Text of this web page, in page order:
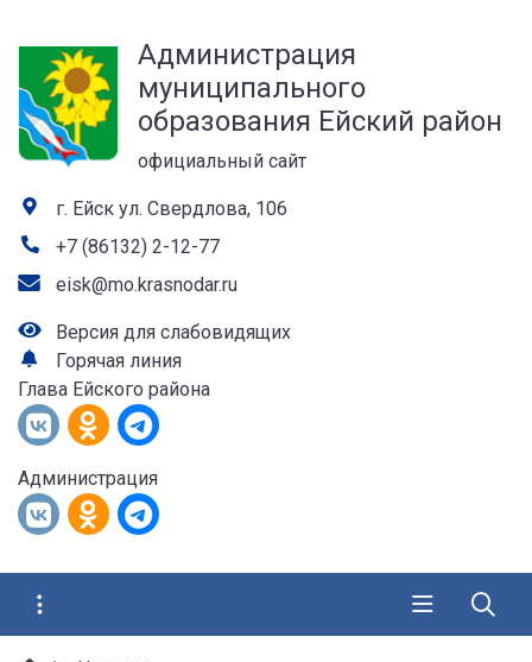
Администрация
муниципального
образования Ейский район
официальный сайт
г. Ейск ул. Свердлова, 106
+7 (86132) 2-12-77
eisk@mo.krasnodar.ru
Версия для слабовидящих
Горячая линия
Глава Ейского района
Администрация